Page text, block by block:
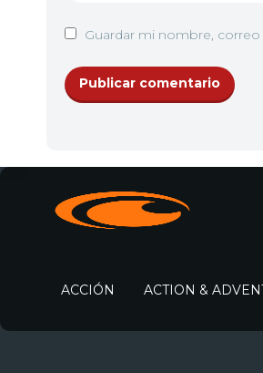
Guardar mi nombre,
ACCIÓN ACTION &